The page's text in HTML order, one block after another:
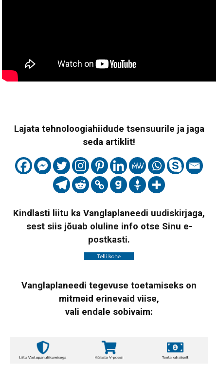
Lajata tehnoloogiahiidude tsensuurile ja jaga
seda artiklit!
Kindlasti liitu ka Vanglaplaneedi uudiskirjaga,
sest siis jõuab oluline info otse Sinu e-
postkasti.
Vanglaplaneedi tegevuse toetamiseks on
mitmeid erinevaid viise,
vali endale sobivaim: